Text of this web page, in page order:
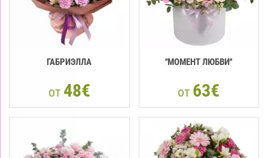
ГАБРИЭЛЛА
от 48€
''МОМЕНТ ЛЮБВИ''
от 63€